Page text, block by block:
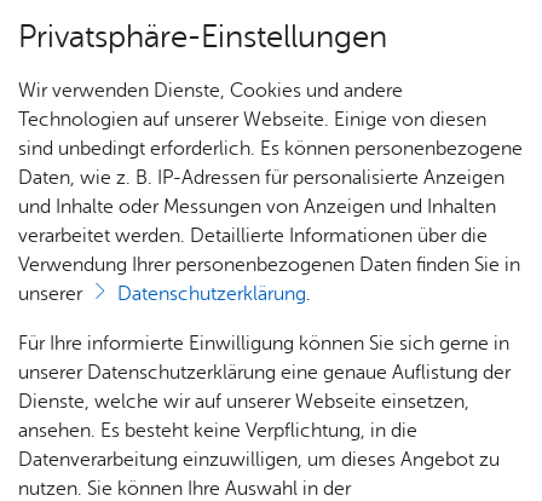
Nach­rich­ten
Fahr­zeu­ge
Löschgruppenfahrzeug 8/6
(LF 8/6)
Privatsphäre-Einstellungen
Wir verwenden Dienste, Cookies und andere
Technologien auf unserer Webseite. Einige von diesen
sind unbedingt erforderlich. Es können personenbezogene
Daten, wie z. B. IP-Adressen für personalisierte Anzeigen
und Inhalte oder Messungen von Anzeigen und Inhalten
verarbeitet werden. Detaillierte Informationen über die
Verwendung Ihrer personenbezogenen Daten finden Sie in
unserer
Datenschutzerklärung.
Für Ihre informierte Einwilligung können Sie sich gerne in
unserer Datenschutzerklärung eine genaue Auflistung der
Dienste, welche wir auf unserer Webseite einsetzen,
ansehen. Es besteht keine Verpflichtung, in die
Datenverarbeitung einzuwilligen, um dieses Angebot zu
nutzen. Sie können Ihre Auswahl in der